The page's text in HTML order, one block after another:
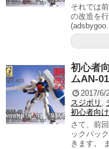
それでは
の改造を
初心者
ムAN-
2017/6/
スジボリ ,
初心者向
さて、前
ックパッ
きます。